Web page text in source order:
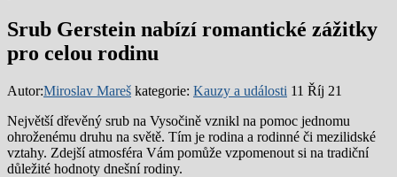
Srub Gerstein nabízí romantické zážitky
pro celou rodinu
Autor:Miroslav Mareš kategorie: Kauzy a události 11 Říj 21
Největší dřevěný srub na Vysočině vznikl na pomoc jednomu
ohroženému druhu na světě. Tím je rodina a rodinné či mezilidské
vztahy. Zdejší atmosféra Vám pomůže vzpomenout si na tradiční
důležité hodnoty dnešní rodiny.